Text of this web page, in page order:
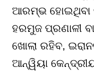
ଆରମ୍ଭ ହୋଇଥିବା
ହରମୁଜ ପ୍ରଣାଳୀ
ଖୋଲା ରହିବ,
ଆନ୍ୱିୟା